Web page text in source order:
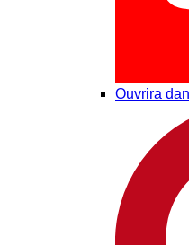
Ouvrira